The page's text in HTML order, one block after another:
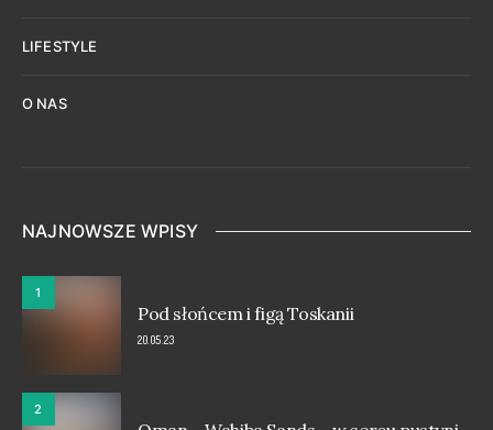
LIFESTYLE
O NAS
NAJNOWSZE WPISY
1
Pod słońcem i figą Toskanii
20.05.23
2